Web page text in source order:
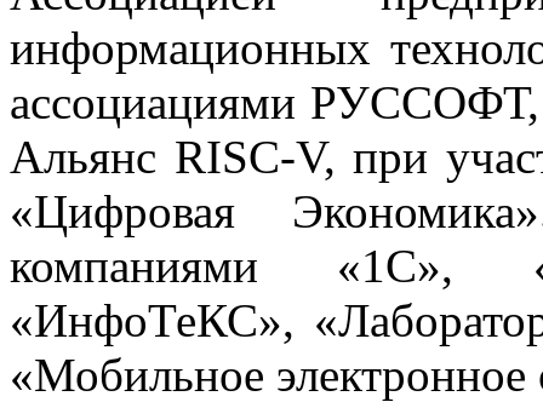
информационных
ассоциациями
Альянс RISC-V, при
«Цифровая
компаниями «1С»,
«ИнфоТеКС»,
«Мобильное